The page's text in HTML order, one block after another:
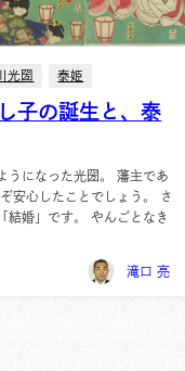
光圀 泰姫
子の誕生と、泰
うになった光圀。 藩主であ
安心したことでしょう。 さ
結婚」です。 やんごとなき
滝口 亮